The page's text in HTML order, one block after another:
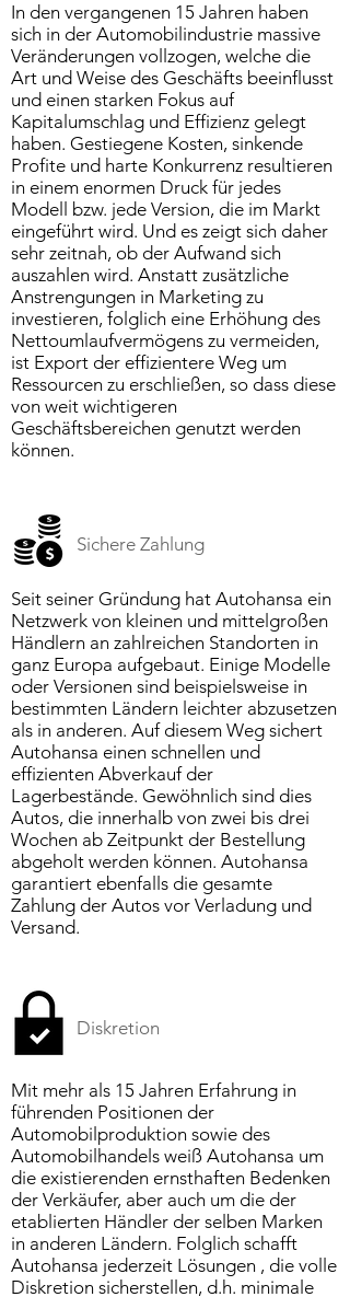
In den vergangenen 15 Jahren haben
sich in der Automobilindustrie massive
Veränderungen vollzogen, welche die
Art und Weise des Geschäfts beeinflusst
und einen starken Fokus auf
Kapitalumschlag und Effizienz gelegt
haben. Gestiegene Kosten, sinkende
Profite und harte Konkurrenz resultieren
in einem enormen Druck für jedes
Modell bzw. jede Version, die im Markt
eingeführt wird. Und es zeigt sich daher
sehr zeitnah, ob der Aufwand sich
auszahlen wird. Anstatt zusätzliche
Anstrengungen in Marketing zu
investieren, folglich eine Erhöhung des
Nettoumlaufvermögens zu vermeiden,
ist Export der effizientere Weg um
Ressourcen zu erschließen, so dass diese
von weit wichtigeren
Geschäftsbereichen genutzt werden
können.
Sichere Zahlung
Seit seiner Gründung hat Autohansa ein
Netzwerk von kleinen und mittelgroßen
Händlern an zahlreichen Standorten in
ganz Europa aufgebaut. Einige Modelle
oder Versionen sind beispielsweise in
bestimmten Ländern leichter abzusetzen
als in anderen. Auf diesem Weg sichert
Autohansa einen schnellen und
effizienten Abverkauf der
Lagerbestände. Gewöhnlich sind dies
Autos, die innerhalb von zwei bis drei
Wochen ab Zeitpunkt der Bestellung
abgeholt werden können. Autohansa
garantiert ebenfalls die gesamte
Zahlung der Autos vor Verladung und
Versand.
Diskretion
Mit mehr als 15 Jahren Erfahrung in
führenden Positionen der
Automobilproduktion sowie des
Automobilhandels weiß Autohansa um
die existierenden ernsthaften Bedenken
der Verkäufer, aber auch um die der
etablierten Händler der selben Marken
in anderen Ländern. Folglich schafft
Autohansa jederzeit Lösungen , die volle
Diskretion sicherstellen, d.h. minimale